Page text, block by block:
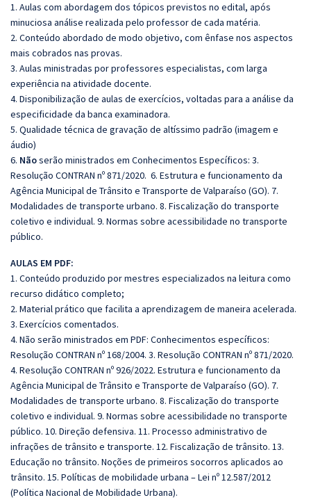
1. Aulas com abordagem dos tópicos previstos no edital, após
minuciosa análise realizada pelo professor de cada matéria.
2. Conteúdo abordado de modo objetivo, com ênfase nos aspectos
mais cobrados nas provas.
3. Aulas ministradas por professores especialistas, com larga
experiência na atividade docente.
4. Disponibilização de aulas de exercícios, voltadas para a análise da
especificidade da banca examinadora.
5. Qualidade técnica de gravação de altíssimo padrão (imagem e
áudio)
6. Nãoserão ministrados em Conhecimentos Específicos: 3.
Resolução CONTRAN nº 871/2020. 6. Estrutura e funcionamento da
Agência Municipal de Trânsito e Transporte de Valparaíso (GO). 7.
Modalidades de transporte urbano. 8. Fiscalização do transporte
coletivo e individual. 9. Normas sobre acessibilidade no transporte
público.
AULAS EM PDF:
1. Conteúdo produzido por mestres especializados na leitura como
recurso didático completo;
2. Material prático que facilita a aprendizagem de maneira acelerada.
3. Exercícios comentados.
4. Não serão ministrados em PDF: Conhecimentos específicos:
Resolução CONTRAN nº 168/2004. 3. Resolução CONTRAN nº 871/2020.
4. Resolução CONTRAN nº 926/2022. Estrutura e funcionamento da
Agência Municipal de Trânsito e Transporte de Valparaíso (GO). 7.
Modalidades de transporte urbano. 8. Fiscalização do transporte
coletivo e individual. 9. Normas sobre acessibilidade no transporte
público. 10. Direção defensiva. 11. Processo administrativo de
infrações de trânsito e transporte. 12. Fiscalização de trânsito. 13.
Educação no trânsito. Noções de primeiros socorros aplicados ao
trânsito. 15. Políticas de mobilidade urbana – Lei nº 12.587/2012
(Política Nacional de Mobilidade Urbana).